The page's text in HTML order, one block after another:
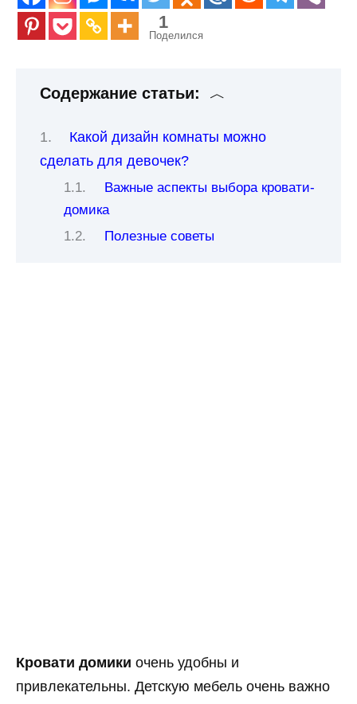
1
Поделился
Содержание статьи:
Какой дизайн комнаты можно
сделать для девочек?
Важные аспекты выбора кровати-
домика
Полезные советы
Кровати домики очень удобны и
привлекательны. Детскую мебель очень важно